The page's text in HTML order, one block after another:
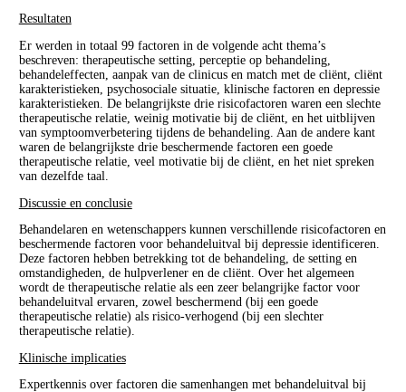
Resultaten
Er werden in totaal 99 factoren in de volgende acht thema’s
beschreven: therapeutische setting, perceptie op behandeling,
behandeleffecten, aanpak van de clinicus en match met de cliënt, cliënt
karakteristieken, psychosociale situatie, klinische factoren en depressie
karakteristieken. De belangrijkste drie risicofactoren waren een slechte
therapeutische relatie, weinig motivatie bij de cliënt, en het uitblijven
van symptoomverbetering tijdens de behandeling. Aan de andere kant
waren de belangrijkste drie beschermende factoren een goede
therapeutische relatie, veel motivatie bij de cliënt, en het niet spreken
van dezelfde taal.
Discussie en conclusie
Behandelaren en wetenschappers kunnen verschillende risicofactoren en
beschermende factoren voor behandeluitval bij depressie identificeren.
Deze factoren hebben betrekking tot de behandeling, de setting en
omstandigheden, de hulpverlener en de cliënt. Over het algemeen
wordt de therapeutische relatie als een zeer belangrijke factor voor
behandeluitval ervaren, zowel beschermend (bij een goede
therapeutische relatie) als risico-verhogend (bij een slechter
therapeutische relatie).
Klinische implicaties
Expertkennis over factoren die samenhangen met behandeluitval bij